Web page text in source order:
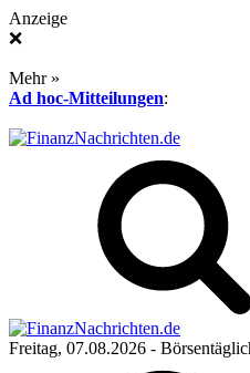
Anzeige
❌
Mehr »
Ad hoc-Mitteilungen:
Freitag, 07.08.2026 -